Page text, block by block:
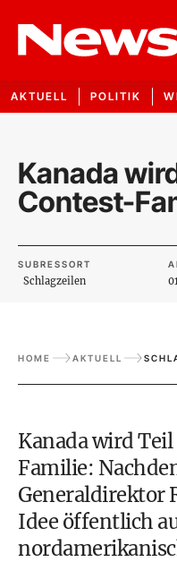
AKTUELL POLITIK
Kanada
Contest-
SUBRESSORT
Schlagzeilen
HOME AKTUELL
Kanada wird
Familie:
Generaldirektor
Idee öffentlich